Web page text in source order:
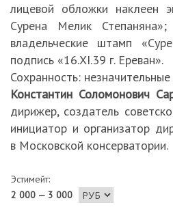
лицевой обложки наклеен
Сурена Мелик
владельческие штамп
подпись «16.XI.39 г. Ереван».
Сохранность:
Константин Соломонович
дирижер, создатель
инициатор и организатор
в Московской консерватории.
Эстимейт:
2 000 — 3 000